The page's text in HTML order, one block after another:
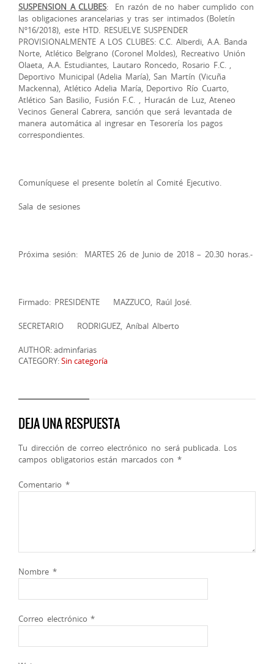
SUSPENSION A CLUBES: En razón de no haber cumplido con
las obligaciones arancelarias y tras ser intimados (Boletín
Nº16/2018), este HTD. RESUELVE SUSPENDER
PROVISIONALMENTE A LOS CLUBES: C.C. Alberdi, A.A. Banda
Norte, Atlético Belgrano (Coronel Moldes), Recreativo Unión
Olaeta, A.A. Estudiantes, Lautaro Roncedo, Rosario F.C. ,
Deportivo Municipal (Adelia María), San Martín (Vicuña
Mackenna), Atlético Adelia María, Deportivo Río Cuarto,
Atlético San Basilio, Fusión F.C. , Huracán de Luz, Ateneo
Vecinos General Cabrera, sanción que será levantada de
manera automática al ingresar en Tesorería los pagos
correspondientes.
Comuníquese el presente boletín al Comité Ejecutivo.
Sala de sesiones
Próxima sesión: MARTES 26 de Junio de 2018 – 20.30 horas.-
Firmado: PRESIDENTE MAZZUCO, Raúl José.
SECRETARIO RODRIGUEZ, Aníbal Alberto
AUTHOR: adminfarias
CATEGORY:Sin categoría
DEJA UNA RESPUESTA
Tu dirección de correo electrónico no será publicada. Los
campos obligatorios están marcados con *
Comentario *
Nombre *
Correo electrónico*